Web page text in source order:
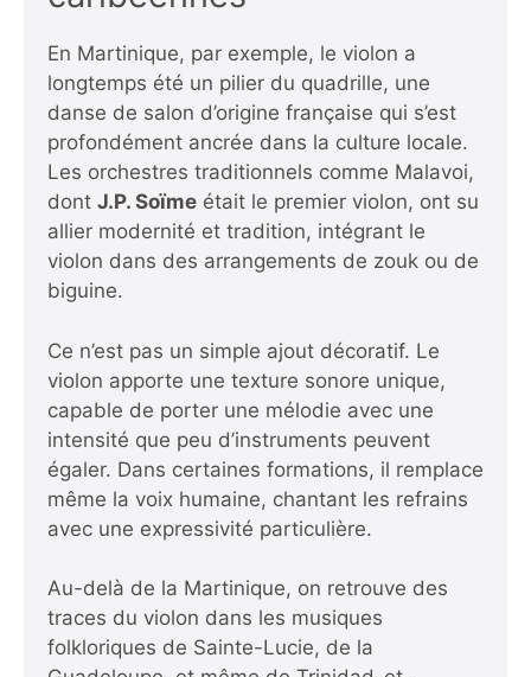
En Martinique, par exemple, le violon a
longtemps été un pilier du quadrille, une
danse de salon d’origine française qui s’est
profondément ancrée dans la culture locale.
Les orchestres traditionnels comme Malavoi,
dont J.P. Soïme était le premier violon, ont su
allier modernité et tradition, intégrant le
violon dans des arrangements de zouk ou de
biguine.
Ce n’est pas un simple ajout décoratif. Le
violon apporte une texture sonore unique,
capable de porter une mélodie avec une
intensité que peu d’instruments peuvent
égaler. Dans certaines formations, il remplace
même la voix humaine, chantant les refrains
avec une expressivité particulière.
Au-delà de la Martinique, on retrouve des
traces du violon dans les musiques
folkloriques de Sainte-Lucie, de la